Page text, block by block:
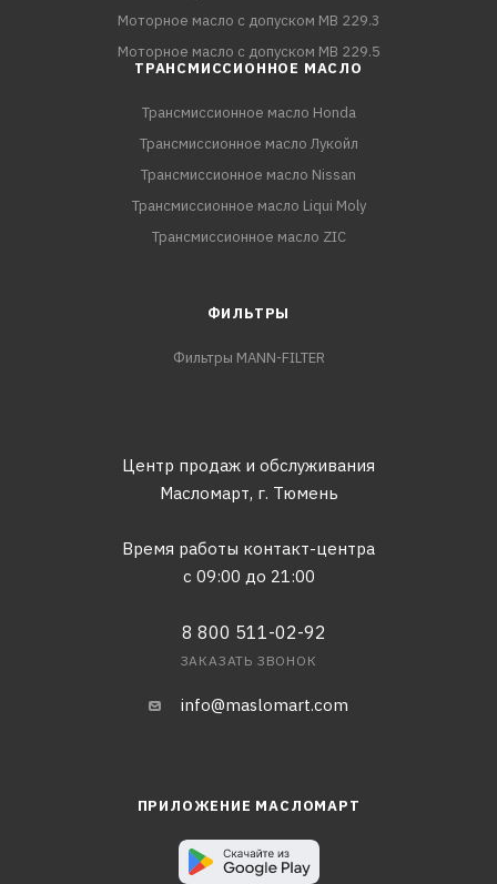
Моторное масло с допуском MB 229.3
Моторное масло с допуском MB 229.5
ТРАНСМИССИОННОЕ МАСЛО
Трансмиссионное масло Honda
Трансмиссионное масло Лукойл
Трансмиссионное масло Nissan
Трансмиссионное масло Liqui Moly
Трансмиссионное масло ZIC
ФИЛЬТРЫ
Фильтры MANN-FILTER
Центр продаж и обслуживания
Масломарт, г. Тюмень
Время работы контакт-центра
с 09:00 до 21:00
8 800 511-02-92
ЗАКАЗАТЬ ЗВОНОК
info@maslomart.com
ПРИЛОЖЕНИЕ МАСЛОМАРТ